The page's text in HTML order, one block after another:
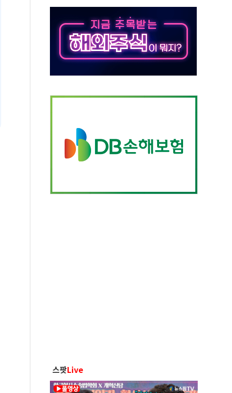
종목에 코스피 '휘청'
도미사일 발사
대·건물 1동 전소
스팟Live